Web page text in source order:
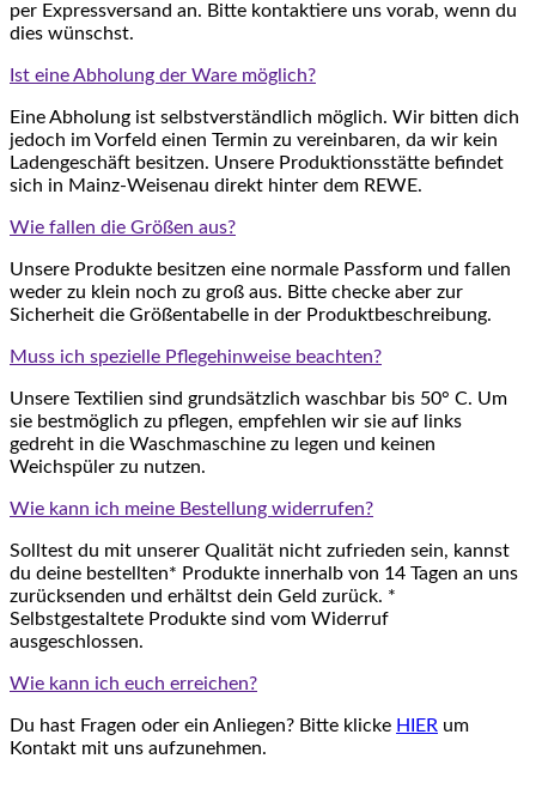
per Expressversand an. Bitte kontaktiere uns vorab, wenn du
dies wünschst.
Ist eine Abholung der Ware möglich?
Eine Abholung ist selbstverständlich möglich. Wir bitten dich
jedoch im Vorfeld einen Termin zu vereinbaren, da wir kein
Ladengeschäft besitzen. Unsere Produktionsstätte befindet
sich in Mainz-Weisenau direkt hinter dem REWE.
Wie fallen die Größen aus?
Unsere Produkte besitzen eine normale Passform und fallen
weder zu klein noch zu groß aus. Bitte checke aber zur
Sicherheit die Größentabelle in der Produktbeschreibung.
Muss ich spezielle Pflegehinweise beachten?
Unsere Textilien sind grundsätzlich waschbar bis 50° C. Um
sie bestmöglich zu pflegen, empfehlen wir sie auf links
gedreht in die Waschmaschine zu legen und keinen
Weichspüler zu nutzen.
Wie kann ich meine Bestellung widerrufen?
Solltest du mit unserer Qualität nicht zufrieden sein, kannst
du deine bestellten* Produkte innerhalb von 14 Tagen an uns
zurücksenden und erhältst dein Geld zurück. *
Selbstgestaltete Produkte sind vom Widerruf
ausgeschlossen.
Wie kann ich euch erreichen?
Du hast Fragen oder ein Anliegen? Bitte klicke HIER um
Kontakt mit uns aufzunehmen.